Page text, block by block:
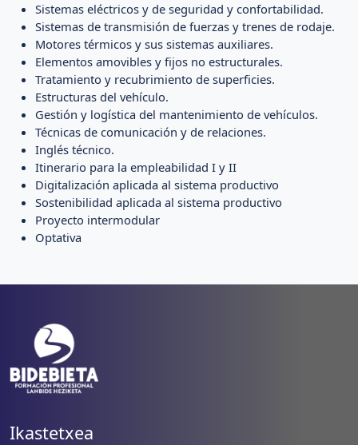
Sistemas eléctricos y de seguridad y confortabilidad.
Sistemas de transmisión de fuerzas y trenes de rodaje.
Motores térmicos y sus sistemas auxiliares.
Elementos amovibles y fijos no estructurales.
Tratamiento y recubrimiento de superficies.
Estructuras del vehículo.
Gestión y logística del mantenimiento de vehículos.
Técnicas de comunicación y de relaciones.
Inglés técnico.
Itinerario para la empleabilidad I y II
Digitalización aplicada al sistema productivo
Sostenibilidad aplicada al sistema productivo
Proyecto intermodular
Optativa
Ikastetxea